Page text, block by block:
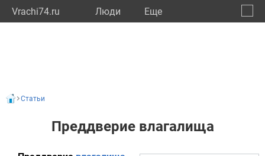
Vrachi74.ru Люди Eще
Статьи
Преддверие влагалища